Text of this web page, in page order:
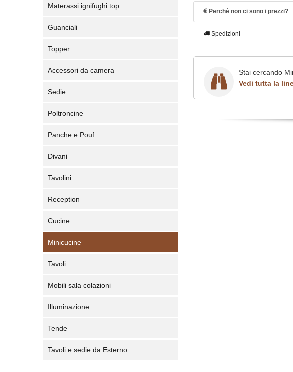
Materassi ignifughi top
Guanciali
Topper
Accessori da camera
Sedie
Poltroncine
Panche e Pouf
Divani
Tavolini
Reception
Cucine
Minicucine
Tavoli
Mobili sala colazioni
Illuminazione
Tende
Tavoli e sedie da Esterno
Perché non ci sono i prezzi?
Spedizioni
Stai cercando
Vedi tutta la